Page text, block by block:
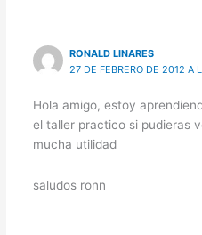
RONALD LINARES
27 DE FEBRERO DE 2012 A
Hola amigo, estoy
el taller practico si pudieras
mucha utilidad
saludos ronn